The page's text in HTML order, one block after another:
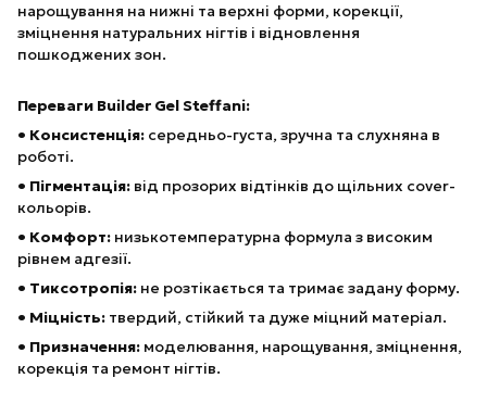
нарощування на нижні та верхні форми, корекції,
зміцнення натуральних нігтів і відновлення
пошкоджених зон.
Переваги Builder Gel Steffani:
• Консистенція: середньо-густа, зручна та слухняна в
роботі.
• Пігментація: від прозорих відтінків до щільних cover-
кольорів.
• Комфорт: низькотемпературна формула з високим
рівнем адгезії.
• Тиксотропія: не розтікається та тримає задану форму.
• Міцність: твердий, стійкий та дуже міцний матеріал.
• Призначення: моделювання, нарощування, зміцнення,
корекція та ремонт нігтів.